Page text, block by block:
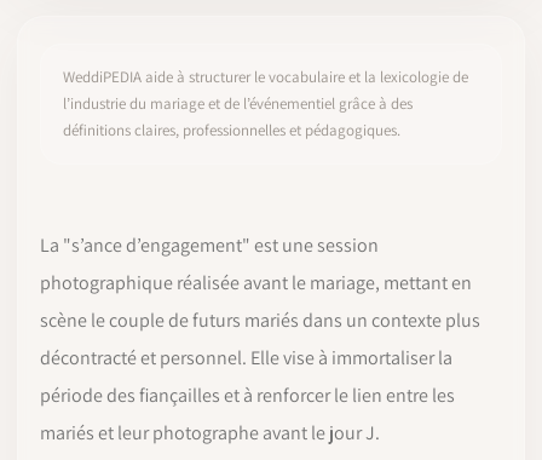
COMMENCER
WeddiPEDIA aide à structurer le vocabulaire et la lexicologie de
l’industrie du mariage et de l’événementiel grâce à des
définitions claires, professionnelles et pédagogiques.
La "s’ance d’engagement" est une session
photographique réalisée avant le mariage, mettant en
scène le couple de futurs mariés dans un contexte plus
décontracté et personnel. Elle vise à immortaliser la
période des fiançailles et à renforcer le lien entre les
mariés et leur photographe avant le jour J.